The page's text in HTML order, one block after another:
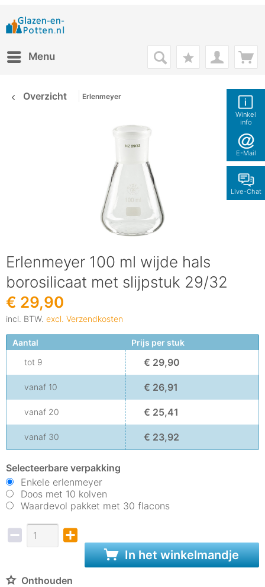
Winkel
info
E-Mail
Live-Chat
Menu
Overzicht Erlenmeyer
Erlenmeyer 100 ml wijde hals
borosilicaat met slijpstuk 29/32
€ 29,90
incl. BTW. excl. Verzendkosten
Aantal
Prijs per stuk
tot 9 € 29,90
vanaf 10 € 26,91
vanaf 20 € 25,41
vanaf 30 € 23,92
Selecteerbare verpakking
Enkele erlenmeyer
Doos met 10 kolven
Waardevol pakket met 30 flacons
In het winkelmandje
Onthouden